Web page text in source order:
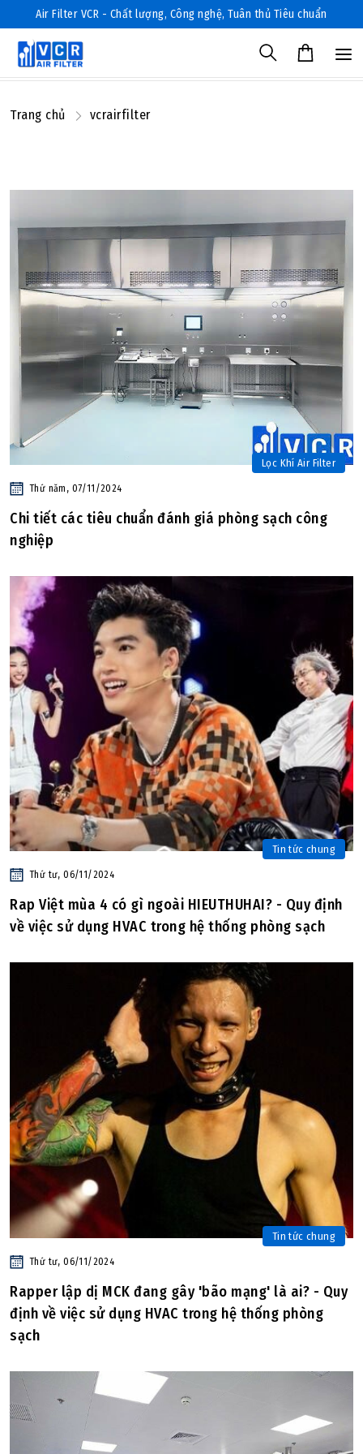
Air Filter VCR - Chất lượng, Công nghệ, Tuân thủ Tiêu chuẩn
Trang chủ vcrairfilter
Lọc Khí Air Filter
Thứ năm, 07/11/2024
Chi tiết các tiêu chuẩn đánh giá phòng sạch công
nghiệp
Tin tức chung
Thứ tư, 06/11/2024
Rap Việt mùa 4 có gì ngoài HIEUTHUHAI? - Quy định
về việc sử dụng HVAC trong hệ thống phòng sạch
Tin tức chung
Thứ tư, 06/11/2024
Rapper lập dị MCK đang gây 'bão mạng' là ai? - Quy
định về việc sử dụng HVAC trong hệ thống phòng
sạch